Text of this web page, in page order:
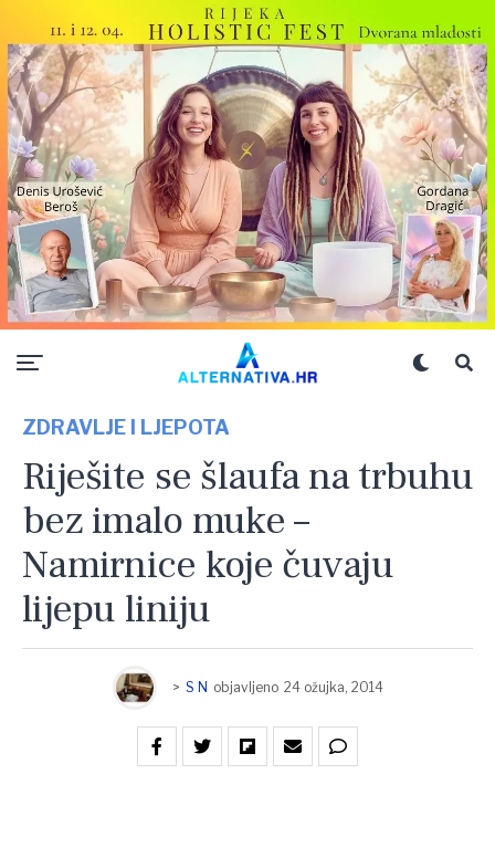
ZDRAVLJE I LJEPOTA
Riješite se šlaufa na trbuhu
bez imalo muke –
Namirnice koje čuvaju
lijepu liniju
> S N objavljeno 24 ožujka, 2014